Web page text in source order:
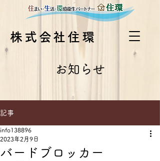
株式会社住環
お知らせ
記事
バードブロッカー
info138896
2023年2月9日